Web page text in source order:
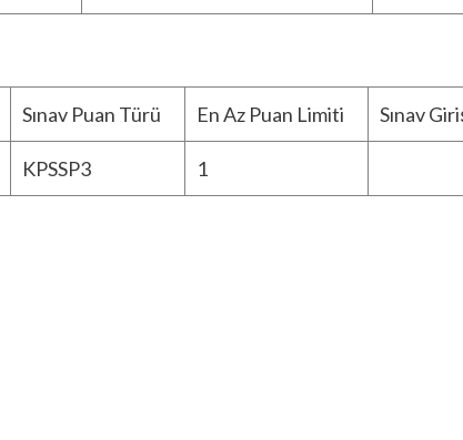
Sınav Puan Türü En Az Puan Limiti Sınav
KPSSP3 1